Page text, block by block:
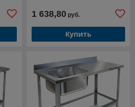
1 638,80 руб.
Купить